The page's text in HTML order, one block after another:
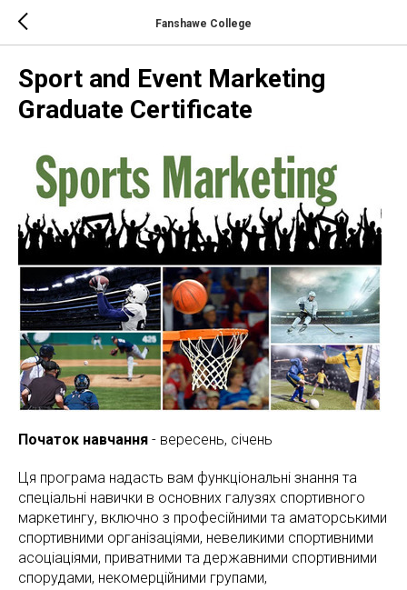
Fanshawe College
Sport and Event Marketing
Graduate Certificate
Початок навчання - вересень, січень
Ця програма надасть вам функціональні знання та
спеціальні навички в основних галузях спортивного
маркетингу, включно з професійними та аматорськими
спортивними організаціями, невеликими спортивними
асоціаціями, приватними та державними спортивними
спорудами, некомерційними групами,